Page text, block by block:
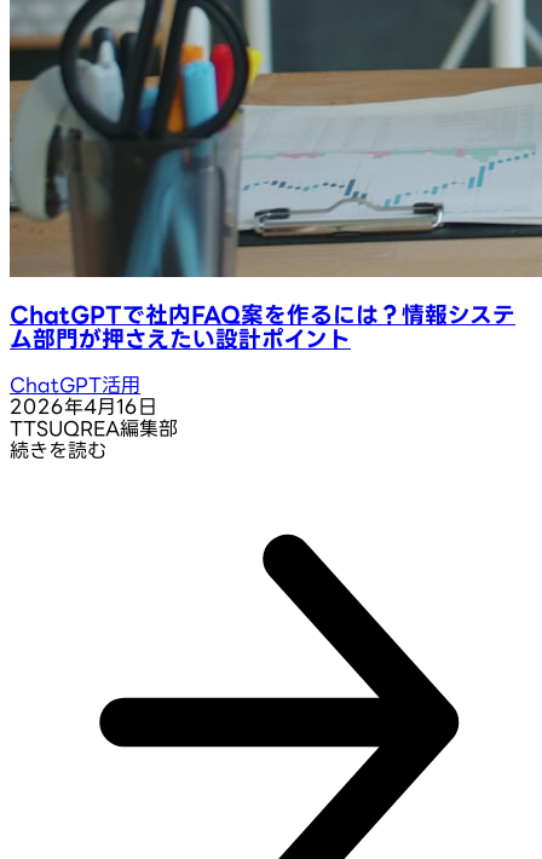
ChatGPTで社内FAQ案を作るには？情報システ
ム部門が押さえたい設計ポイント
ChatGPT活用
2026年4月16日
TTSUQREA編集部
続きを読む